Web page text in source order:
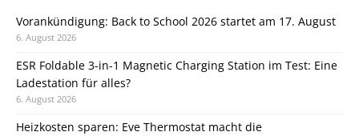
Vorankündigung: Back to School 2026 startet am 17. August
6. August 2026
ESR Foldable 3-in-1 Magnetic Charging Station im Test: Eine
Ladestation für alles?
6. August 2026
Heizkosten sparen: Eve Thermostat macht die